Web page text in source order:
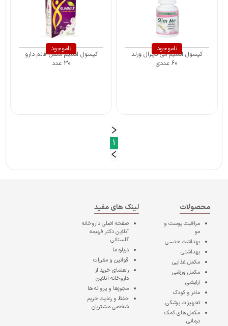
ناموجود
کپسول اسلیم می نچرال ورلد
60 عددی
ناموجود
کپسول اسلیم مکس قائم دارو
30 عدد
1
محصولات
مراقبت پوست و
مو
بهداشت جنسی
بهداشتی
مکمل غذایی
مکمل ورزشی
آرایشی
مادر و کودک
تجهیزات پزشکی
مکمل های کمک
درمانی
لینک های مفید
صفحه اصلیداروخانه
آنلاین دکتر فهیمه
گلستانی
درباره ما
قوانین و مقررات
راهنمای خرید از
داروخانه آنلاین
مجوزها و پروانه ها
حفظ و رعایت حریم
شخصی مشتریان